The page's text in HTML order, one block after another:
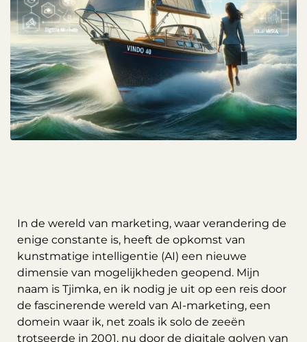
In de wereld van marketing, waar verandering de
enige constante is, heeft de opkomst van
kunstmatige intelligentie (AI) een nieuwe
dimensie van mogelijkheden geopend. Mijn
naam is Tjimka, en ik nodig je uit op een reis door
de fascinerende wereld van AI-marketing, een
domein waar ik, net zoals ik solo de zeeën
trotseerde in 2001, nu door de digitale golven van